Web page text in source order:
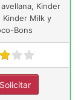
Kinder
Kinder Milk y
Bons
Solicitar